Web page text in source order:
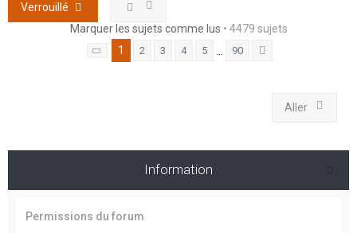
Verrouillé
Marquer les sujets comme lus • 4479 sujets
Page sur 90
1 2 3 4 5 90
Aller
Information
Permissions du forum